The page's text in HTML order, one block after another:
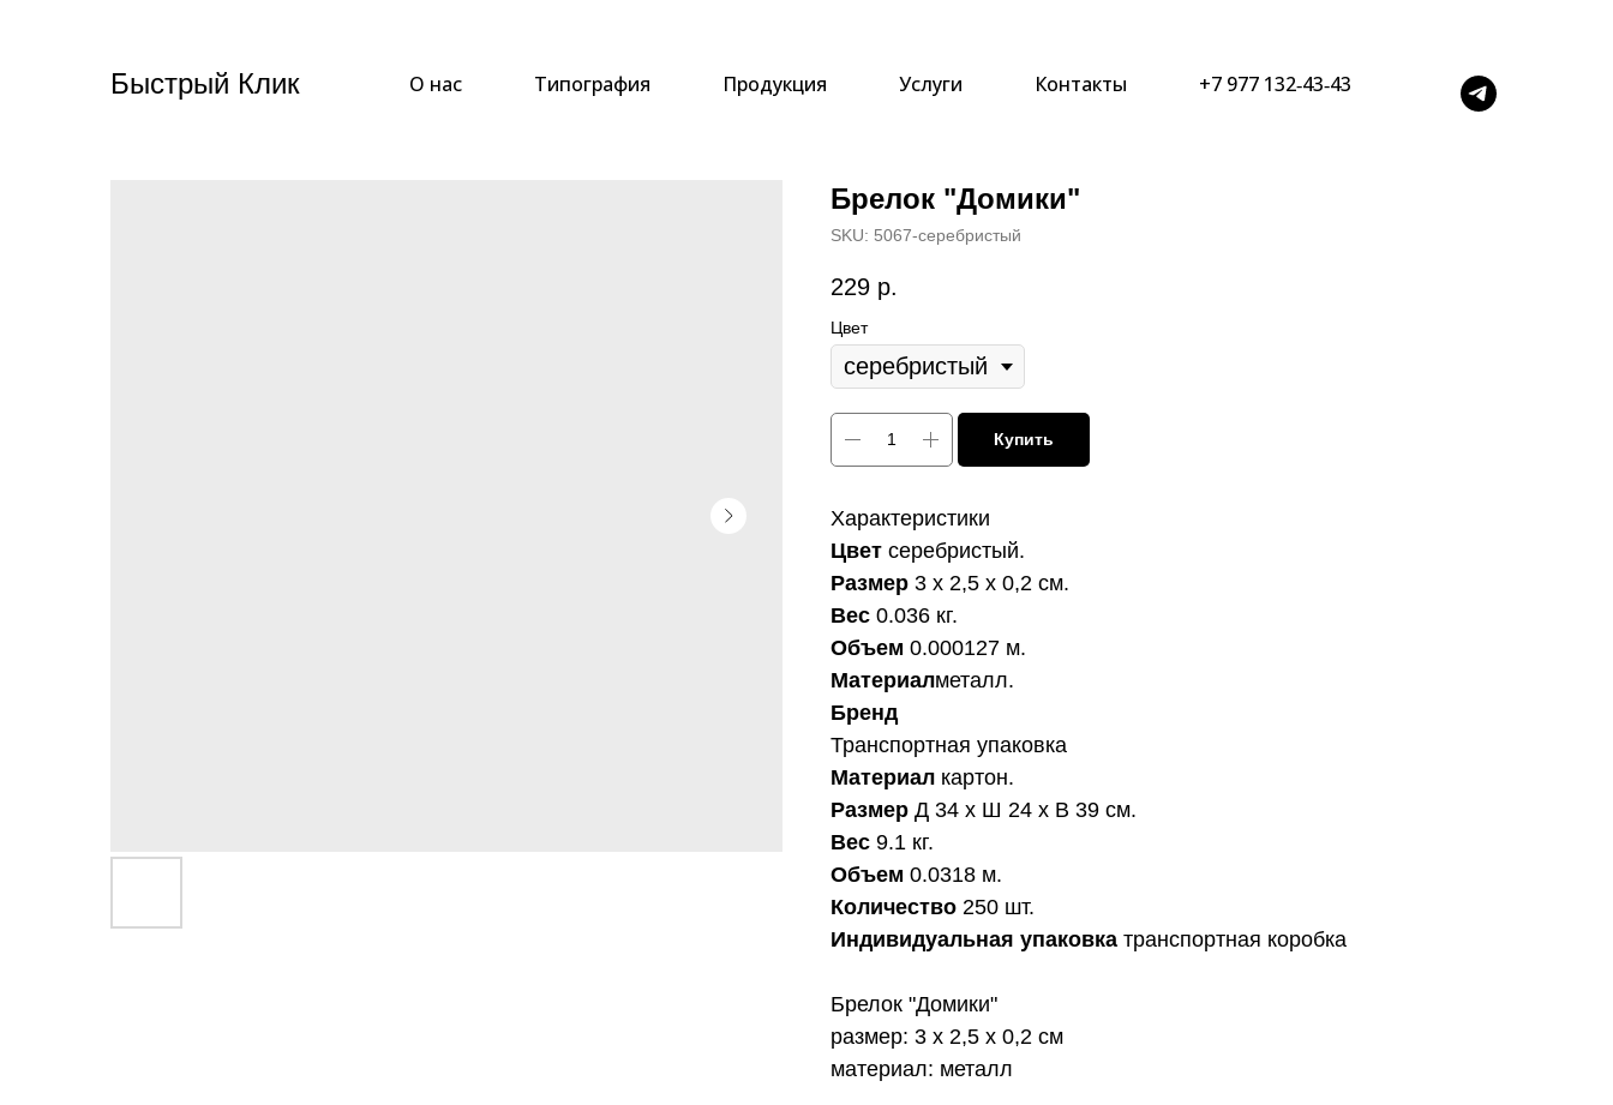
Быстрый Клик О нас Типография Продукция Услуги Контакты +7 977 132‑43‑43
Брелок "Домики"
SKU: 5067-серебристый
229 р.
Цвет
Купить
Характеристики
Цвет серебристый.
Размер 3 х 2,5 х 0,2 см.
Вес 0.036 кг.
Объем 0.000127 м.
Материалметалл.
Бренд
Транспортная упаковка
Материал картон.
Размер Д 34 x Ш 24 x В 39 см.
Вес 9.1 кг.
Объем 0.0318 м.
Количество 250 шт.
Индивидуальная упаковка транспортная коробка
Брелок "Домики"
размер: 3 х 2,5 х 0,2 см
материал: металл